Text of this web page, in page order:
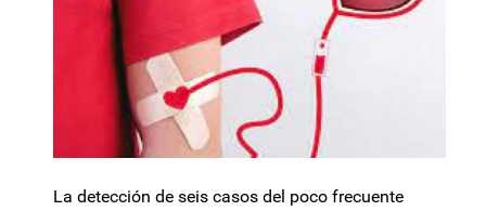
La detección de seis casos del poco frecuente